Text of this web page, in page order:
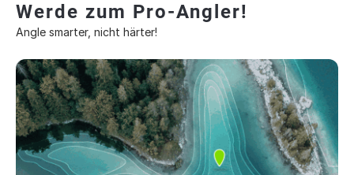
Werde zum Pro-Angler!
Angle smarter, nicht härter!